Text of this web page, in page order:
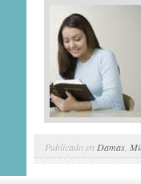
Publicado en Damas